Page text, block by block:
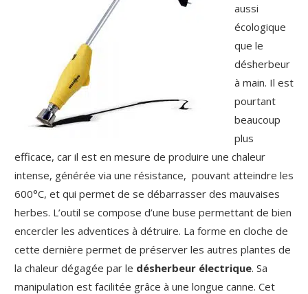
aussi
écologique
que le
désherbeur
à main. Il est
pourtant
beaucoup
plus
efficace, car il est en mesure de produire une chaleur
intense, générée via une résistance, pouvant atteindre les
600°C, et qui permet de se débarrasser des mauvaises
herbes. L’outil se compose d’une buse permettant de bien
encercler les adventices à détruire. La forme en cloche de
cette dernière permet de préserver les autres plantes de
la chaleur dégagée par le désherbeur électrique. Sa
manipulation est facilitée grâce à une longue canne. Cet